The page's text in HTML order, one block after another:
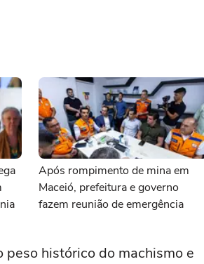
Após rompimento de mina em
Maceió, prefeitura e governo
fazem reunião de emergência
histórico do machismo e